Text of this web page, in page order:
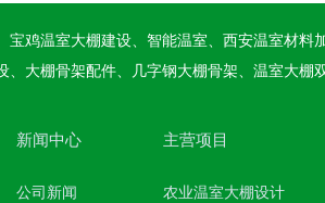
宝鸡温室大棚建设、智能温室、西安温室材
、大棚骨架配件、几字钢大棚骨架、温室大棚
新闻中心
公司新闻
主营项目
农业温室大棚设计